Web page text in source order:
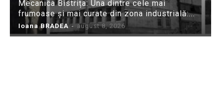
Mecanica Bistrița: Una dintre cele mai
frumoase și mai curate din zona industrială:...
Ioana BRADEA - august 8, 2026